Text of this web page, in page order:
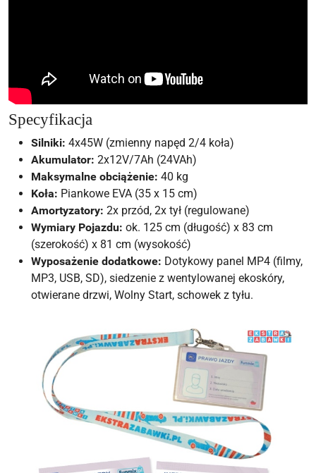
Specyfikacja
Silniki: 4x45W (zmienny napęd 2/4 koła)
Akumulator: 2x12V/7Ah (24VAh)
Maksymalne obciążenie: 40 kg
Koła: Piankowe EVA (35 x 15 cm)
Amortyzatory: 2x przód, 2x tył (regulowane)
Wymiary Pojazdu: ok. 125 cm (długość) x 83 cm
(szerokość) x 81 cm (wysokość)
Wyposażenie dodatkowe: Dotykowy panel MP4 (filmy,
MP3, USB, SD), siedzenie z wentylowanej ekoskóry,
otwierane drzwi, Wolny Start, schowek z tyłu.